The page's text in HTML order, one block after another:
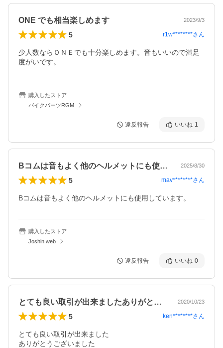
ONE でも相当楽しめます 2023/9/3
5 r1w********さん
少人数ならＯＮＥでも十分楽しめます。音もいいので満足
度がいです。
購入したストア
バイクパーツRGM
違反報告 いいね 1
Bコムは音もよく他のヘルメットにも使用… 2025/8/30
5 mav********さん
Bコムは音もよく他のヘルメットにも使用しています。
購入したストア
Joshin web
違反報告 いいね 0
とても良い取引が出来ましたありがとうご… 2020/10/23
5 ken********さん
とても良い取引が出来ました
ありがとうございました